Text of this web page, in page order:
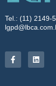
Tel.: (11) 2149-